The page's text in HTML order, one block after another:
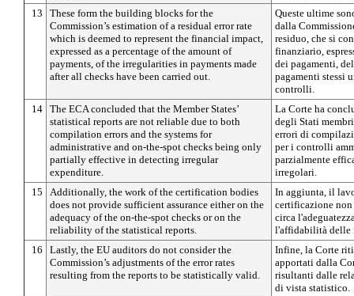
13
These form the building blocks for the
Commission’s estimation of a residual error rate
which is deemed to represent the financial impact,
expressed as a percentage of the amount of
payments, of the irregularities in payments made
after all checks have been carried out.
Queste ultime
dalla
residuo, che si
finanziario,
dei pagamenti,
pagamenti stessi
controlli.
14 The ECA concluded that the Member States’
statistical reports are not reliable due to both
compilation errors and the systems for
administrative and on-the-spot checks being only
partially effective in detecting irregular
expenditure.
La Corte ha
degli Stati
errori di
per i controlli
parzialmente
irregolari.
15
Additionally, the work of the certification bodies
does not provide sufficient assurance either on the
adequacy of the on-the-spot checks or on the
reliability of the statistical reports.
In aggiunta, il
certificazione
circa
l'affidabilità delle
16
Lastly, the EU auditors do not consider the
Commission’s adjustments of the error rates
resulting from the reports to be statistically valid.
Infine, la Corte
apportati dalla
risultanti dalle
di vista statistico.